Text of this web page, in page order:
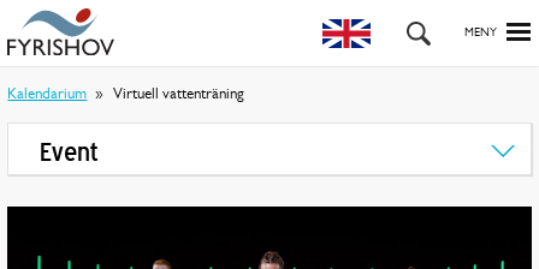
Kalendarium Virtuell vattenträning
Event